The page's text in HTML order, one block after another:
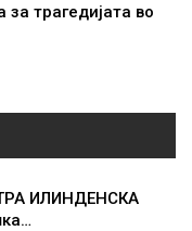
за трагедијата во
ИЛИНДЕНСКА